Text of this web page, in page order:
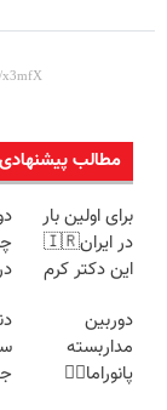
مطالب پیشنهادی
برای اولین بار
در ایران🇮🇷
این دکتر کرم
روزه ساخت!
دوربین
مداربسته
پانوراما👈🏻